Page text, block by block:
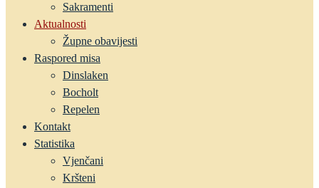
Sakramenti
Aktualnosti
Župne obavijesti
Raspored misa
Dinslaken
Bocholt
Repelen
Kontakt
Statistika
Vjenčani
Kršteni